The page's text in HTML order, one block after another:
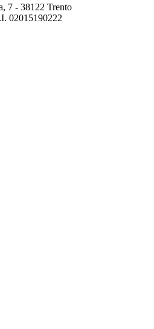
7 - 38122 Trento
02015190222